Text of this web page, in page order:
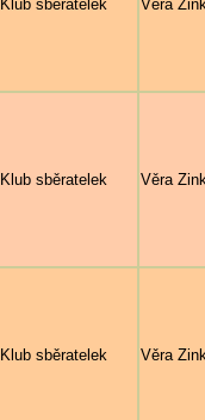
Klub sběratelek Věra
Klub sběratelek Věra
Klub sběratelek Věra